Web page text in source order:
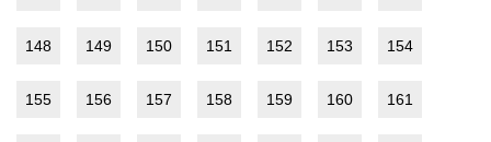
148 149 150 151 152 153 154
155 156 157 158 159 160 161